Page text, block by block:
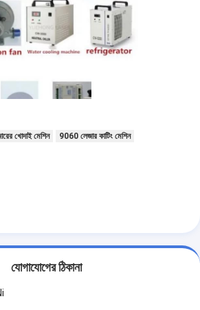
খোদাই মেশিন 9060 লেজার কাটিং মেশিন
যোগাযোগের ঠিকানা